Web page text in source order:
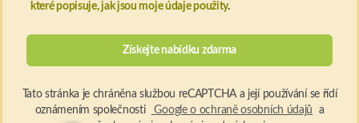
které popisuje, jak jsou moje údaje použity.
Tato stránka je chráněna službou reCAPTCHA a její používání se řídí
oznámením společnosti
Google o ochraně osobních údajů a